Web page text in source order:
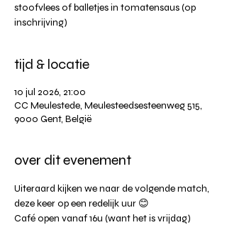
stoofvlees of balletjes in tomatensaus (op
inschrijving)
tijd & locatie
10 jul 2026, 21:00
CC Meulestede, Meulesteedsesteenweg 515,
9000 Gent, België
over dit evenement
Uiteraard kijken we naar de volgende match,
deze keer op een redelijk uur 😊
Café open vanaf 16u (want het is vrijdag)